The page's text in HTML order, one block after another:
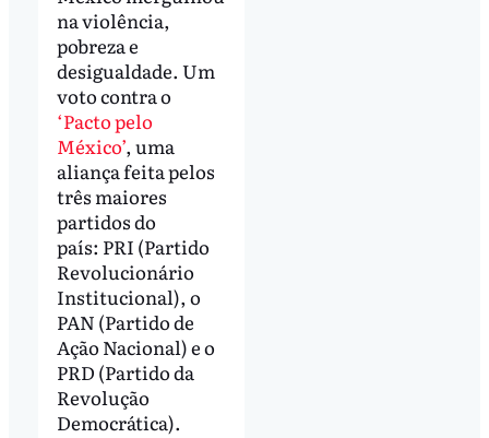
na violência,
pobreza e
desigualdade. Um
voto contra o
‘Pacto pelo
México’, uma
aliança feita pelos
três maiores
partidos do
país: PRI (Partido
Revolucionário
Institucional), o
PAN (Partido de
Ação Nacional) e o
PRD (Partido da
Revolução
Democrática).